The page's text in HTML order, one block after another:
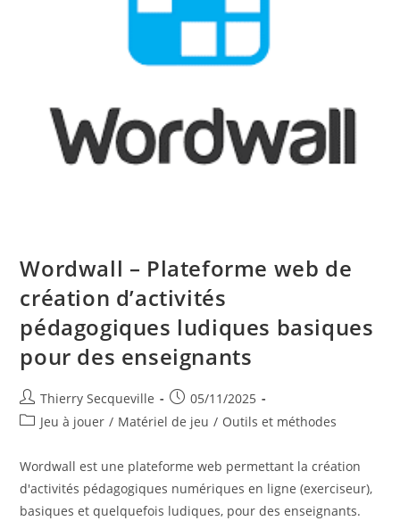
Wordwall – Plateforme web de
création d’activités
pédagogiques ludiques basiques
pour des enseignants
Auteur/autrice
de
Thierry Secqueville
Publication
publiée :
05/11/2025
PostJeu à jouer / Matériel de jeu / Outils et méthodes
Wordwall est une plateforme web permettant la création
d'activités pédagogiques numériques en ligne (exerciseur),
basiques et quelquefois ludiques, pour des enseignants.